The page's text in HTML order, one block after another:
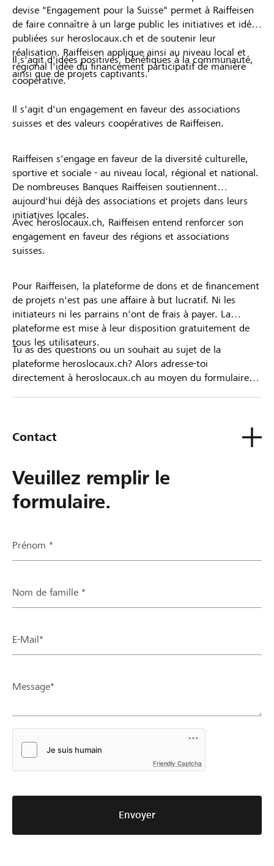
devise "Engagement pour la Suisse" permet à Raiffeisen
de faire connaître à un large public les initiatives et idées
publiées sur heroslocaux.ch et de soutenir leur
réalisation. Raiffeisen applique ainsi au niveau local et
régional l'idée du financement participatif de manière
coopérative.
Il s'agit d'idées positives, bénéfiques à la communauté,
ainsi que de projets captivants.
Il s'agit d'un engagement en faveur des associations
suisses et des valeurs coopératives de Raiffeisen.
Raiffeisen s'engage en faveur de la diversité culturelle,
sportive et sociale - au niveau local, régional et national.
De nombreuses Banques Raiffeisen soutiennent
aujourd'hui déjà des associations et projets dans leurs
initiatives locales.
Avec heroslocaux.ch, Raiffeisen entend renforcer son
engagement en faveur des régions et associations
suisses.
Pour Raiffeisen, la plateforme de dons et de financement
de projets n'est pas une affaire à but lucratif. Ni les
initiateurs ni les parrains n'ont de frais à payer. La
plateforme est mise à leur disposition gratuitement de
tous les utilisateurs.
Tu as des questions ou un souhait au sujet de la
plateforme heroslocaux.ch? Alors adresse-toi
directement à heroslocaux.ch au moyen du formulaire
Contact
Veuillez remplir le
formulaire.
Prénom *
Nom de famille *
E-Mail*
Message*
Friendly Captcha
Envoyer